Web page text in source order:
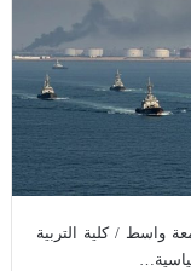
واسط / كلية التربية